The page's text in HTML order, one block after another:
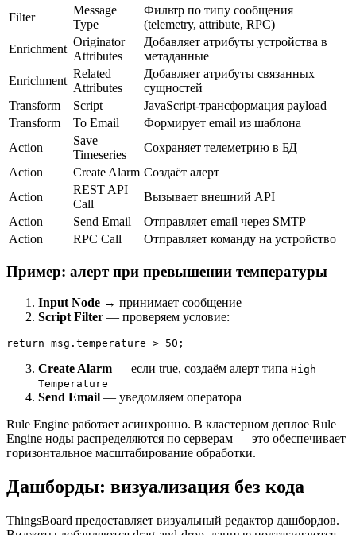
Filter
Message
Type
Фильтр по типу сообщения
(telemetry, attribute, RPC)
Enrichment
Originator
Attributes
Добавляет атрибуты устройства в
метаданные
Enrichment
Related
Attributes
Добавляет атрибуты связанных
сущностей
Transform
Script
JavaScript-трансформация payload
Transform
To Email
Формирует email из шаблона
Action
Save
Timeseries
Сохраняет телеметрию в БД
Action
Create Alarm Создаёт алерт
Action
REST API
Call
Вызывает внешний API
Action
Send Email
Отправляет email через SMTP
Action
RPC Call Отправляет команду на устройство
Пример: алерт при превышении температуры
Input Node → принимает сообщение
Script Filter — проверяем условие:
Create Alarm — если true, создаём алерт типа High
Temperature
Send Email — уведомляем оператора
Rule Engine работает асинхронно. В кластерном деплое Rule
Engine ноды распределяются по серверам — это обеспечивает
горизонтальное масштабирование обработки.
Дашборды: визуализация без кода
ThingsBoard предоставляет визуальный редактор дашбордов.